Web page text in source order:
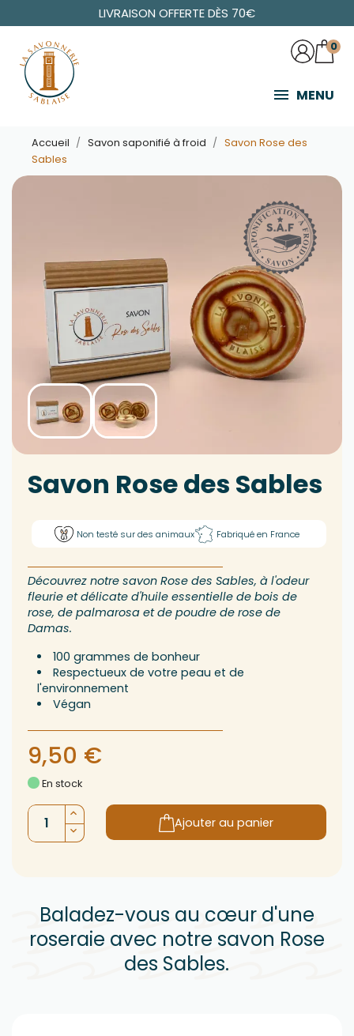
LIVRAISON OFFERTE DÈS 70€
MENU
0
Accueil Savon saponifié à froid
Savon Rose des
Sables
Savon Rose des Sables
Non testé sur des animaux Fabriqué en France
Découvrez notre savon Rose des Sables, à l'odeur
fleurie et délicate d'huile essentielle de bois de
rose, de palmarosa et de poudre de rose de
Damas.
100 grammes de bonheur
Respectueux de votre peau et de
l'environnement
Végan
9,50 €
En stock
Ajouter au panier
Baladez-vous au cœur d'une
roseraie avec notre savon Rose
des Sables.